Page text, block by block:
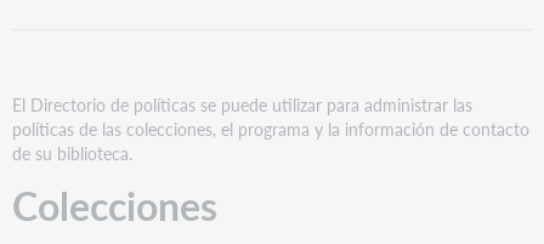
El Directorio de políticas se puede utilizar para administrar las
políticas de las colecciones, el programa y la información de contacto
de su biblioteca.
Colecciones